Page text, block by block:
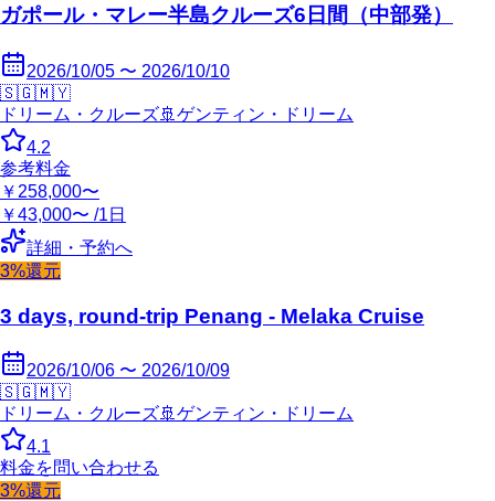
ガポール・マレー半島クルーズ6日間（中部発）
2026/10/05 〜 2026/10/10
🇸🇬🇲🇾
ドリーム・クルーズ🚢 ゲンティン・ドリーム
4.2
参考料金
￥258,000〜
￥43,000〜 /1日
詳細・予約へ
3%還元
3 days, round-trip Penang - Melaka Cruise
2026/10/06 〜 2026/10/09
🇸🇬🇲🇾
ドリーム・クルーズ🚢 ゲンティン・ドリーム
4.1
料金を問い合わせる
3%還元